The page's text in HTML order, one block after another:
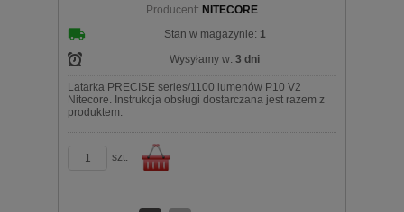
Producent: NITECORE
Stan w magazynie: 1
Wysyłamy w: 3 dni
Latarka PRECISE series/1100 lumenów P10 V2
Nitecore. Instrukcja obsługi dostarczana jest razem z
produktem.
szt.